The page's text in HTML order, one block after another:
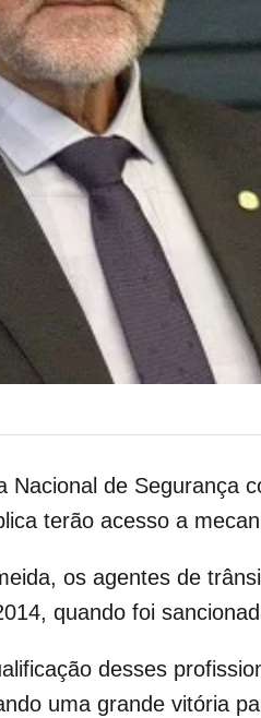
de Segurança
terão acesso a
os agentes de
quando foi
desses
uma grande vitória